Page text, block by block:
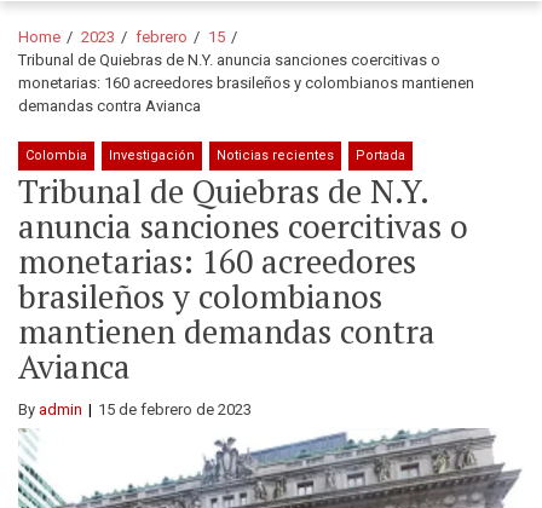
Home 2023 febrero
15
Tribunal de Quiebras de N.Y. anuncia sanciones coercitivas o
monetarias: 160 acreedores brasileños y colombianos mantienen
demandas contra Avianca
Colombia Investigación Noticias recientes Portada
Tribunal de Quiebras de N.Y.
anuncia sanciones coercitivas o
monetarias: 160 acreedores
brasileños y colombianos
mantienen demandas contra
Avianca
By admin 15 de febrero de 2023